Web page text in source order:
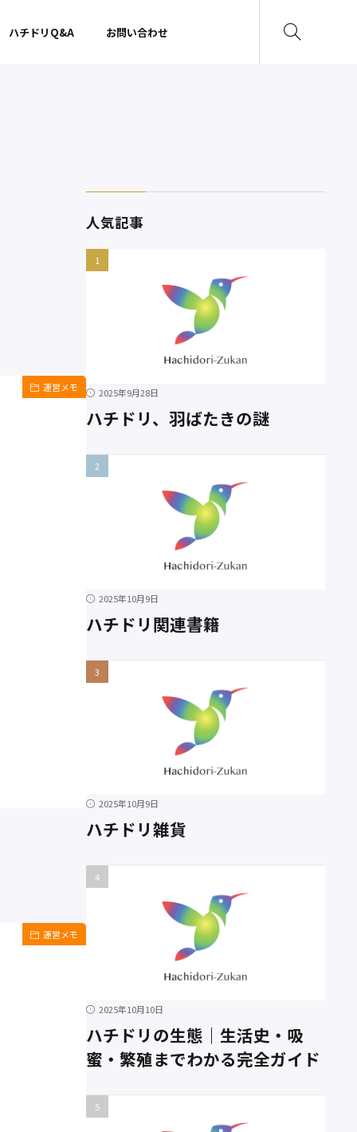
ハチドリQ&A お問い合わせ
運営メモ
運営メモ
人気記事
2025年9月28日
ハチドリ、羽ばたきの謎
2025年10月9日
ハチドリ関連書籍
2025年10月9日
ハチドリ雑貨
2025年10月10日
ハチドリの生態｜生活史・吸
蜜・繁殖までわかる完全ガイド